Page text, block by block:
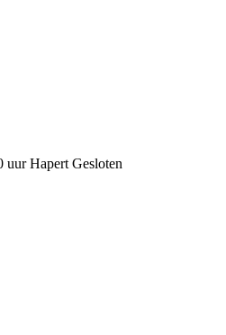
uur Hapert Gesloten